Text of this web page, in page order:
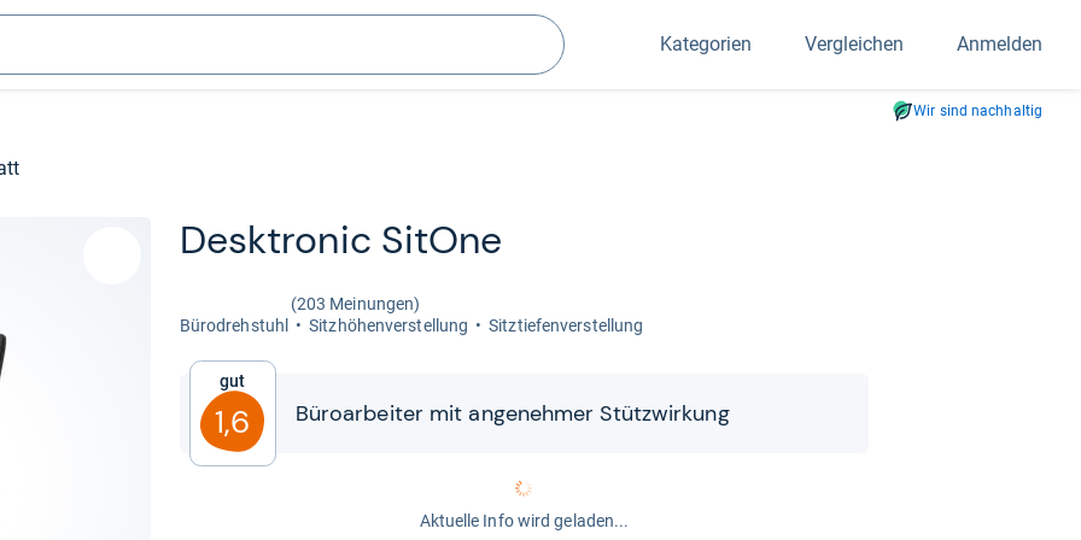
Suchen
Kategorien Vergleichen Anmelden
Wir sind nachhaltig
Desktro­nic SitOne
(203 Meinungen)
Büro­dreh­stuhl
Sitz­hö­hen­ver­stel­lung Sitz­tie­fen­ver­stel­lung
Gut
1,6 Büro­ar­bei­ter mit ange­neh­mer Stüt­zwir­kung
Aktuelle Info wird geladen...